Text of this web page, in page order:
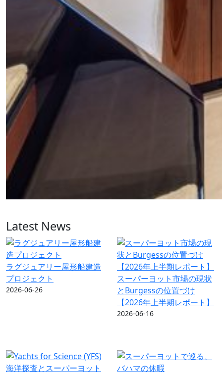
Latest News
ラグジュアリー屋形船建造
プロジェクト
2026-06-26
スーパーヨット市場の現状
とBurgessの位置づけ
【2026年上半期レポート】
2026-06-16